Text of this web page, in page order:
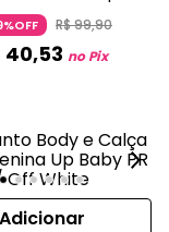
Branco
R$99,90
40,53 no Pix
Adicionar